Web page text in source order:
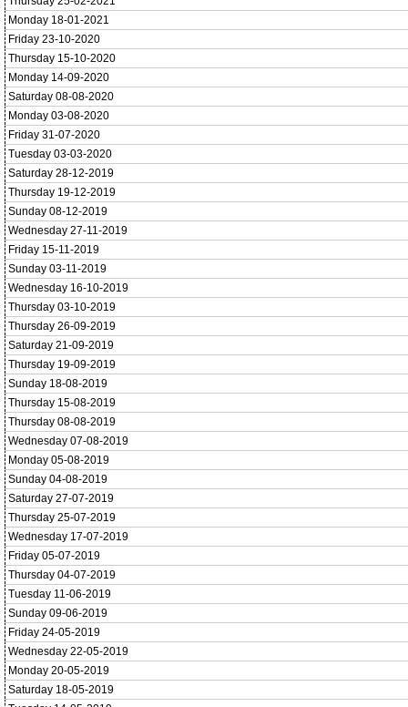
Monday 18-01-2021
Friday 23-10-2020
Thursday 15-10-2020
Monday 14-09-2020
Saturday 08-08-2020
Monday 03-08-2020
Friday 31-07-2020
Tuesday 03-03-2020
Saturday 28-12-2019
Thursday 19-12-2019
Sunday 08-12-2019
Wednesday 27-11-2019
Friday 15-11-2019
Sunday 03-11-2019
Wednesday 16-10-2019
Thursday 03-10-2019
Thursday 26-09-2019
Saturday 21-09-2019
Thursday 19-09-2019
Sunday 18-08-2019
Thursday 15-08-2019
Thursday 08-08-2019
Wednesday 07-08-2019
Monday 05-08-2019
Sunday 04-08-2019
Saturday 27-07-2019
Thursday 25-07-2019
Wednesday 17-07-2019
Friday 05-07-2019
Thursday 04-07-2019
Tuesday 11-06-2019
Sunday 09-06-2019
Friday 24-05-2019
Wednesday 22-05-2019
Monday 20-05-2019
Saturday 18-05-2019